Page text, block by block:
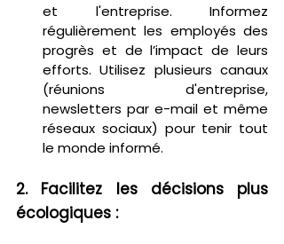
et l'entreprise. Informez
régulièrement les employés des
progrès et de l’impact de leurs
efforts. Utilisez plusieurs canaux
(réunions d'entreprise,
newsletters par e-mail et même
réseaux sociaux) pour tenir tout
le monde informé.
2. Facilitez les décisions plus
écologiques :